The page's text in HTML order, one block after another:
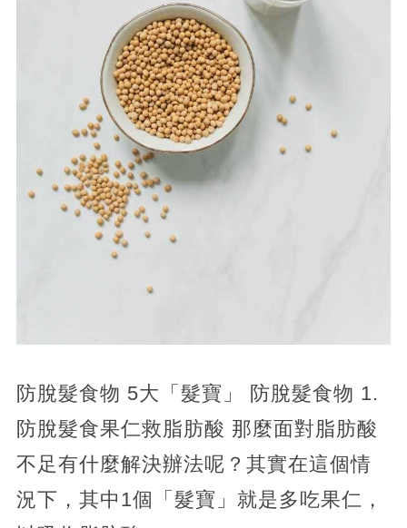
防脫髮食物 5大「髮寶」 防脫髮食物 1.
防脫髮食果仁救脂肪酸 那麼面對脂肪酸
不足有什麼解決辦法呢？其實在這個情
況下，其中1個「髮寶」就是多吃果仁，